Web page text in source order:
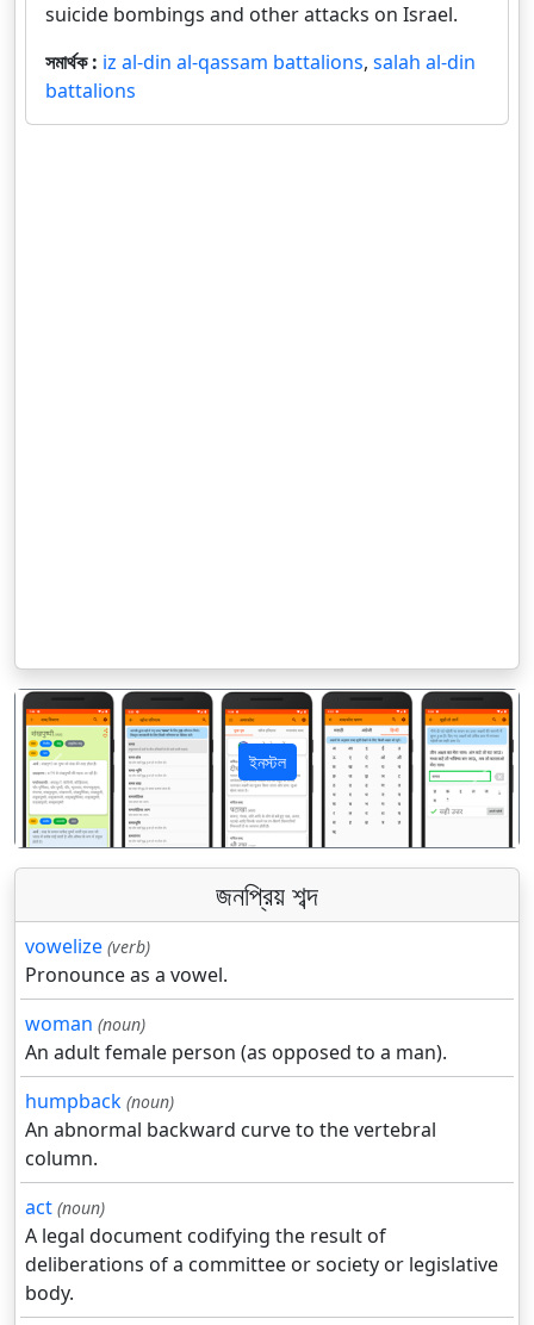
suicide bombings and other attacks on Israel.
সমার্থক : iz al-din al-qassam battalions, salah al-din
battalions
ইনস্টল
पिछला अगला
জনপ্রিয় শব্দ
vowelize (verb)
Pronounce as a vowel.
woman (noun)
An adult female person (as opposed to a man).
humpback (noun)
An abnormal backward curve to the vertebral
column.
act (noun)
A legal document codifying the result of
deliberations of a committee or society or legislative
body.